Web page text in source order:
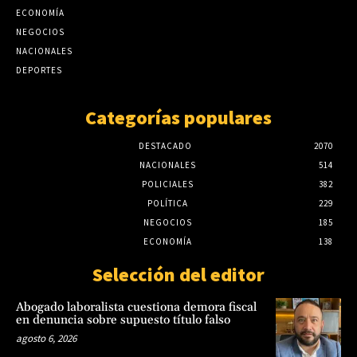
ECONOMÍA
NEGOCIOS
NACIONALES
DEPORTES
Categorías populares
DESTACADO
2070
NACIONALES
514
POLICIALES
382
POLÍTICA
229
NEGOCIOS
185
ECONOMÍA
138
Selección del editor
Abogado laboralista cuestiona demora fiscal
en denuncia sobre supuesto título falso
agosto 6, 2026